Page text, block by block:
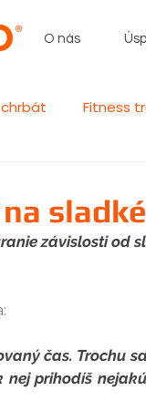
O nás
Fitness
sladké
závislosti od
čas. Trochu
prihodíš